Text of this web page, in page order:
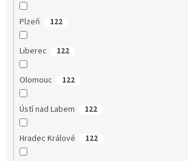
Plzeň 122
Liberec 122
Olomouc 122
Ústí nad Labem 122
Hradec Králové 122